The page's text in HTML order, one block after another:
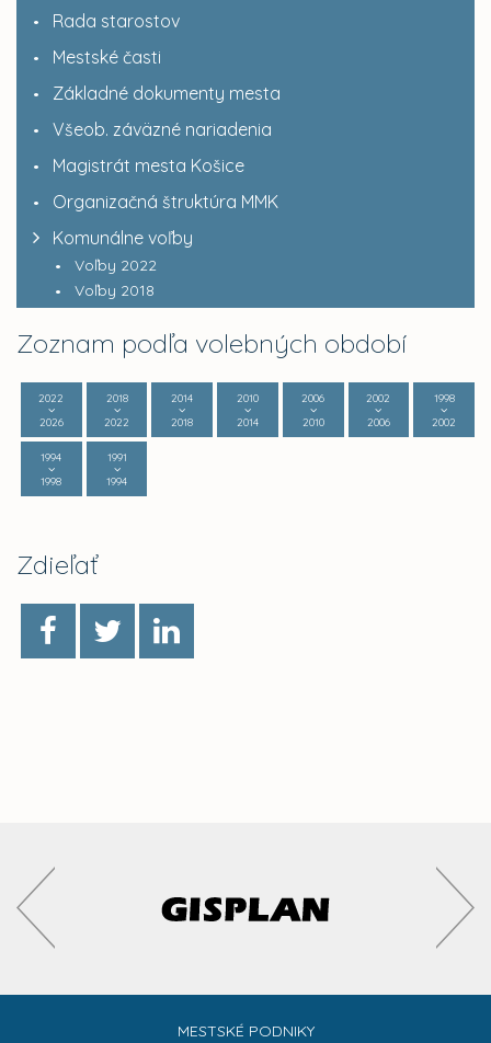
Rada starostov
Mestské časti
Základné dokumenty mesta
Všeob. záväzné nariadenia
Magistrát mesta Košice
Organizačná štruktúra MMK
Komunálne voľby
Voľby 2022
Voľby 2018
Zoznam podľa volebných období
2022
2026
2018
2022
2014
2018
2010
2014
2006
2010
2002
2006
1998
2002
1994
1998
1991
1994
Zdieľať
MESTSKÉ PODNIKY